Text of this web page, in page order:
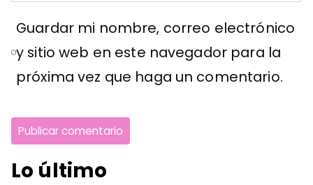
Guardar mi nombre, correo electrónico
y sitio web en este navegador para la
próxima vez que haga un comentario.
Lo último